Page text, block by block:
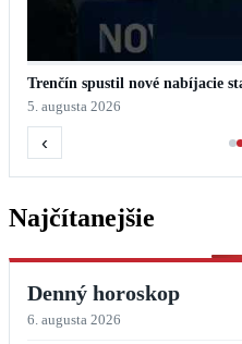
Trenčín spustil nové nabíjacie
5. augusta 2026
‹
Najčítanejšie
Denný horoskop
6. augusta 2026